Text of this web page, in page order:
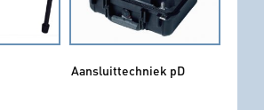
Aansluittechniek pD